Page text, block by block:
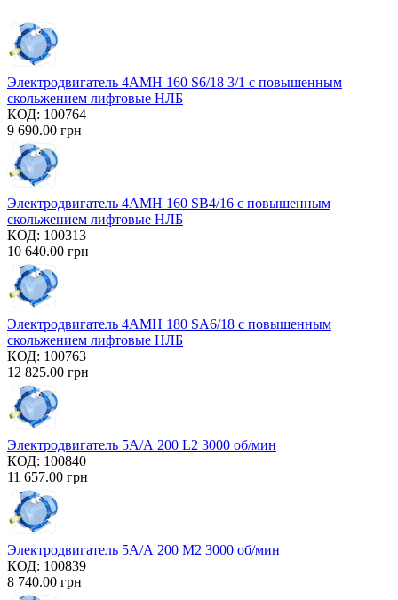
Электродвигатель 4AMH 160 S6/18 3/1 с повышенным
скольжением лифтовые НЛБ
КОД: 100764
9 690.00 грн
Электродвигатель 4AMH 160 SB4/16 с повышенным
скольжением лифтовые НЛБ
КОД: 100313
10 640.00 грн
Электродвигатель 4AMH 180 SA6/18 с повышенным
скольжением лифтовые НЛБ
КОД: 100763
12 825.00 грн
Электродвигатель 5А/А 200 L2 3000 об/мин
КОД: 100840
11 657.00 грн
Электродвигатель 5А/А 200 М2 3000 об/мин
КОД: 100839
8 740.00 грн